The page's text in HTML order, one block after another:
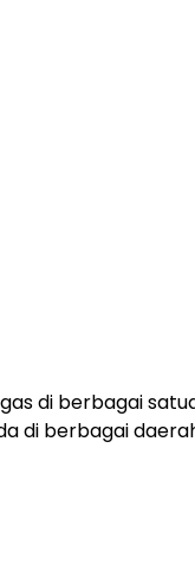
di berbagai
di berbagai